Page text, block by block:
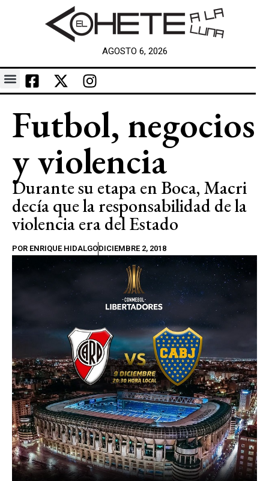
AGOSTO 6, 2026
Futbol, negocios
y violencia
Durante su etapa en Boca, Macri
decía que la responsabilidad de la
violencia era del Estado
POR ENRIQUE HIDALGODICIEMBRE 2, 2018